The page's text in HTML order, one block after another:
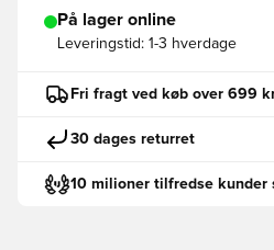
På lager online
Leveringstid: 1-3 hverdage
Fri fragt ved køb over 699
30 dages returret
10 milioner tilfredse kunder